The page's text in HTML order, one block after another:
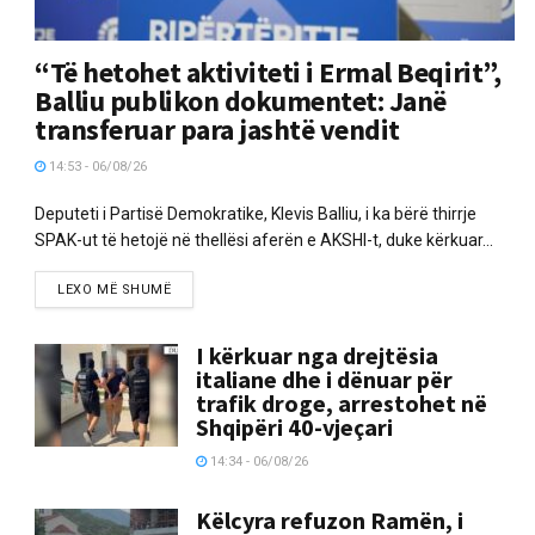
“Të hetohet aktiviteti i Ermal Beqirit”,
Balliu publikon dokumentet: Janë
transferuar para jashtë vendit
14:53 - 06/08/26
Deputeti i Partisë Demokratike, Klevis Balliu, i ka bërë thirrje
SPAK-ut të hetojë në thellësi aferën e AKSHI-t, duke kërkuar...
LEXO MË SHUMË
I kërkuar nga drejtësia
italiane dhe i dënuar për
trafik droge, arrestohet në
Shqipëri 40-vjeçari
14:34 - 06/08/26
Këlcyra refuzon Ramën, i